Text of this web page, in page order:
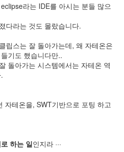
라는 IDE를 아시는 분들 많으
다라는 것도 몰랐습니다.
립스는 잘 돌아가는데, 왜 자테온은
기도 했습니다만..
돌아가는 시스템에서는 자테온 역
자테온을, SWT기반으로 포팅 하고
하는 일인지라 ···